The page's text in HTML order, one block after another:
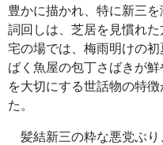
豊かに描かれ、特に新三
詞回しは、芝居を見慣れ
宅の場では、梅雨明けの
ばく魚屋の包丁さばきが
を大切にする世話物の特
た。
髪結新三の粋な悪党ぶり